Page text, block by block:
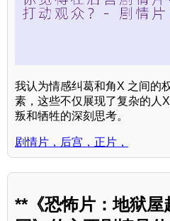
我认为情感纠葛和角X 之间的
素，这些不仅展现了复杂的人
叛和牺牲的深刻思考。
剧情片，后宫，正片，
**《恐怖片：地狱